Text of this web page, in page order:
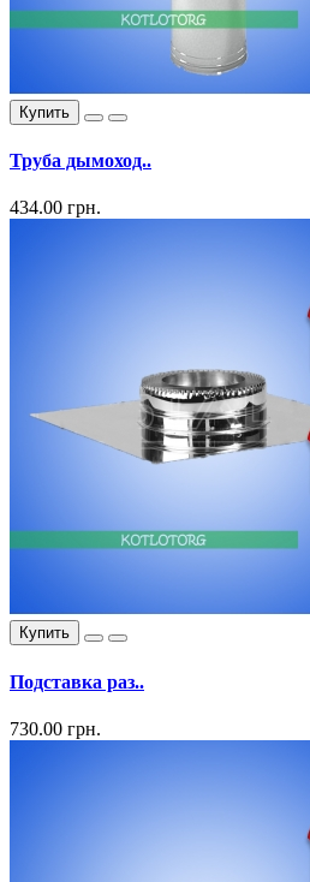
Купить
Труба дымоход..
434.00 грн.
Купить
Подставка раз..
730.00 грн.